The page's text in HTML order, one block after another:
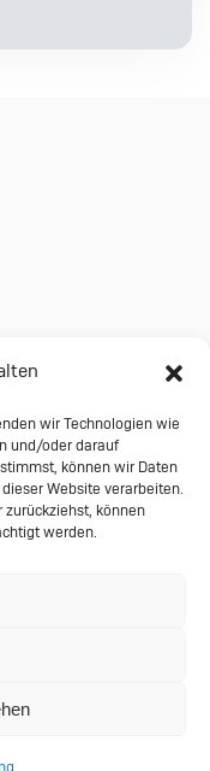
wir Technologien wie
und/oder darauf
können wir Daten
Website verarbeiten.
können
werden.